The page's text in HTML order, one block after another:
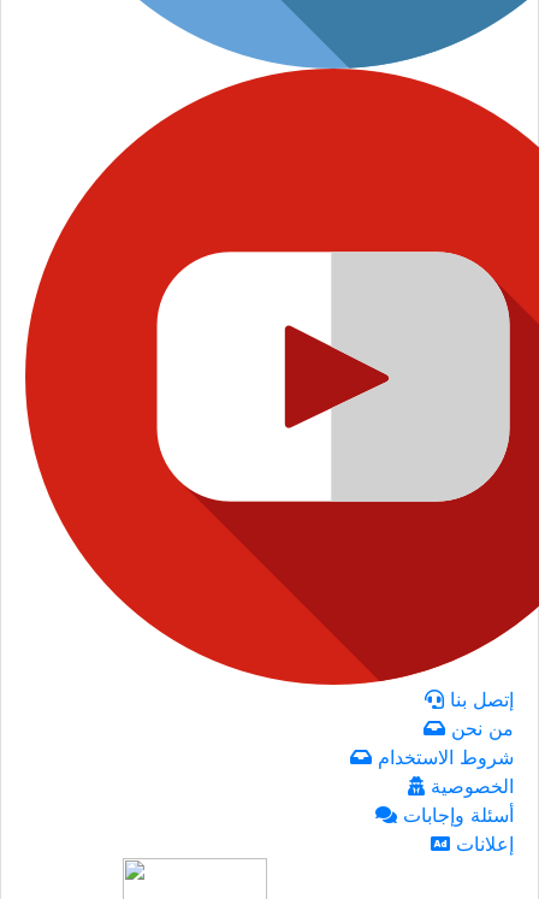
إتصل بنا
من نحن
شروط الاستخدام
الخصوصية
أسئلة وإجابات
إعلانات